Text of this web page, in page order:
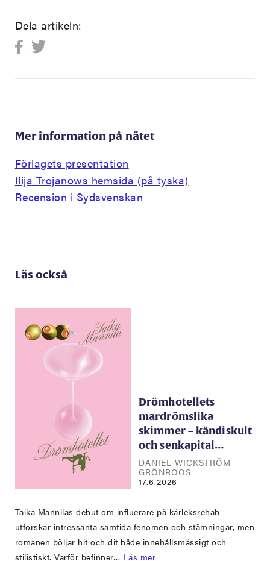
Dela artikeln:
Mer information på nätet
Förlagets presentation
Ilija Trojanows hemsida (på tyska)
Recension i Sydsvenskan
Läs också
Drömhotellets
mardrömslika
skimmer – kändiskult
och senkapital…
DANIEL WICKSTRÖM
GRÖNROOS
17.6.2026
Taika Mannilas debut om influerare på kärleksrehab
utforskar intressanta samtida fenomen och stämningar, men
romanen böljar hit och dit både innehållsmässigt och
stilistiskt. Varför befinner… Läs mer